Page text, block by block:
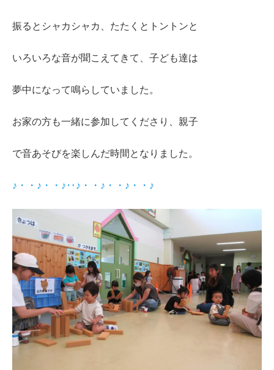
振るとシャカシャカ、たたくとトントンと
いろいろな音が聞こえてきて、子ども達は
夢中になって鳴らしていました。
お家の方も一緒に参加してくださり、親子
で音あそびを楽しんだ時間となりました。
♪・・♪・・♪‥♪・・♪・・♪・・♪